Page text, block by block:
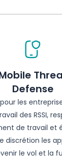
Defense
pour les
des RSSI,
de travail et
discrétion les
le vol et la